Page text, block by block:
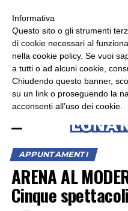
ASCOLTA RADIO LUNA
APPUNTAMENTI
ARENA AL
Cinque
×
Informativa
Questo sito o gli strumenti
di cookie necessari al
nella cookie policy. Se vuoi
a tutti o ad alcuni cookie,
Chiudendo questo banner,
su un link o proseguendo la
acconsenti all’uso dei cookie.